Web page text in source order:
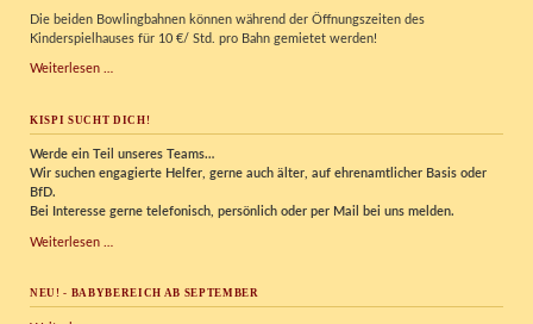
Die beiden Bowlingbahnen können während der Öffnungszeiten des
Kinderspielhauses für 10 €/ Std. pro Bahn gemietet werden!
Weiterlesen …
KISPI SUCHT DICH!
Werde ein Teil unseres Teams…
Wirsuchen engagierte Helfer, gerne auch älter, auf ehrenamtlicher Basis oder
BfD.
Bei Interesse gerne telefonisch, persönlich oder per Mail bei uns melden.
Weiterlesen …
NEU! - BABYBEREICH AB SEPTEMBER